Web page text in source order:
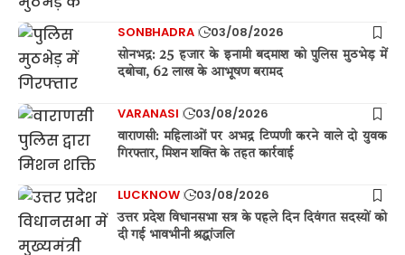
SONBHADRA 03/08/2026
सोनभद्र: 25 हजार के इनामी बदमाश को पुलिस मुठभेड़ में
दबोचा, 62 लाख के आभूषण बरामद
VARANASI 03/08/2026
वाराणसी: महिलाओं पर अभद्र टिप्पणी करने वाले दो युवक
गिरफ्तार, मिशन शक्ति के तहत कार्रवाई
LUCKNOW 03/08/2026
उत्तर प्रदेश विधानसभा सत्र के पहले दिन दिवंगत सदस्यों को
दी गई भावभीनी श्रद्धांजलि